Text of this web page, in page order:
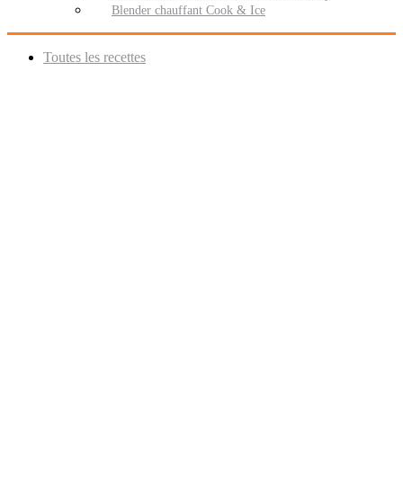
Blender chauffant Cook & Ice
Toutes les recettes